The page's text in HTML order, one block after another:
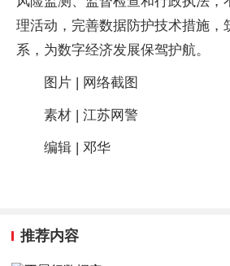
理活动，完善数据防护技术措施，
系，为数字经济发展保驾护航。
图片 | 网络截图
素材 | 江苏网警
编辑 | 邓华
推荐内容